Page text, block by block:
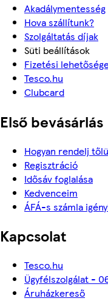
Akadálymentesség
Hova szállítunk?
Szolgáltatás díjak
Süti beállítások
Fizetési
Tesco.hu
Clubcard
Első bevásárlás
Hogyan rendelj
Regisztráció
Idősáv foglalása
Kedvenceim
ÁFÁ-s számla
Kapcsolat
Tesco.hu
Ügyfélszolgálat -
Áruházkereső